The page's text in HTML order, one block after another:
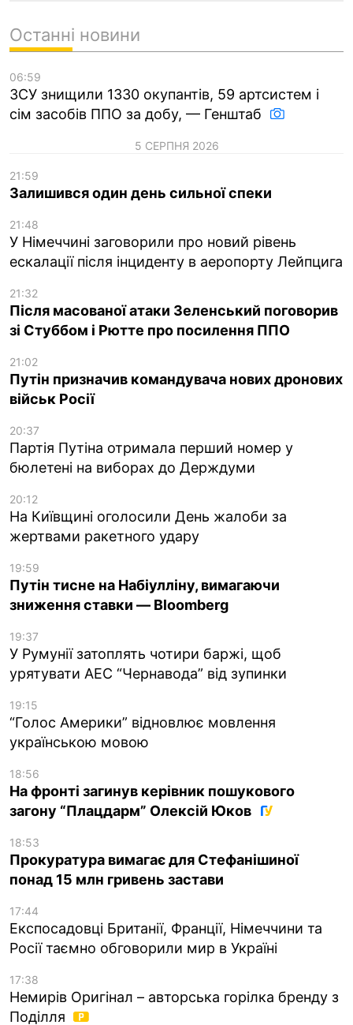
Останні новини
06:59
ЗСУ знищили 1330 окупантів, 59 артсистем і
сім засобів ППО за добу, — Генштаб
5 СЕРПНЯ 2026
21:59
Залишився один день сильної спеки
21:48
У Німеччині заговорили про новий рівень
ескалації після інциденту в аеропорту Лейпцига
21:32
Після масованої атаки Зеленський поговорив
зі Стуббом і Рютте про посилення ППО
21:02
Путін призначив командувача нових дронових
військ Росії
20:37
Партія Путіна отримала перший номер у
бюлетені на виборах до Держдуми
20:12
На Київщині оголосили День жалоби за
жертвами ракетного удару
19:59
Путін тисне на Набіулліну, вимагаючи
зниження ставки — Bloomberg
19:37
У Румунії затоплять чотири баржі, щоб
урятувати АЕС “Чернавода” від зупинки
19:15
“Голос Америки” відновлює мовлення
українською мовою
18:56
На фронті загинув керівник пошукового
загону “Плацдарм” Олексій Юков
18:53
Прокуратура вимагає для Стефанішиної
понад 15 млн гривень застави
17:44
Експосадовці Британії, Франції, Німеччини та
Росії таємно обговорили мир в Україні
17:38
Немирів Оригінал – авторська горілка бренду з
Поділля